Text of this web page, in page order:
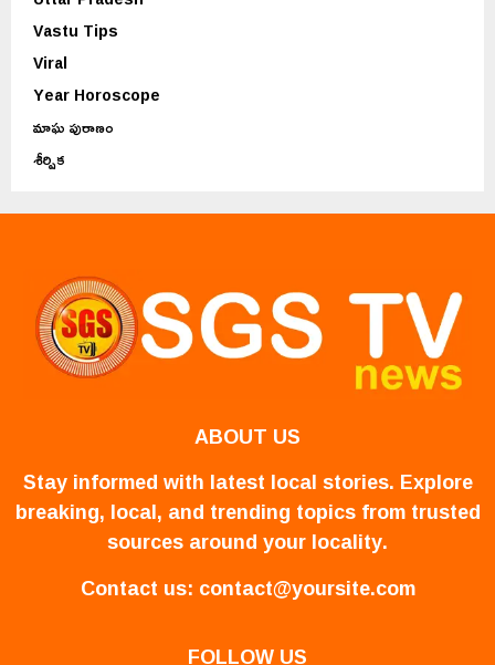
Vastu Tips
Viral
Year Horoscope
మాఘ పురాణం
శీర్షిక
ABOUT US
Stay informed with latest local stories. Explore
breaking, local, and trending topics from trusted
sources around your locality.
Contact us: contact@yoursite.com
FOLLOW US